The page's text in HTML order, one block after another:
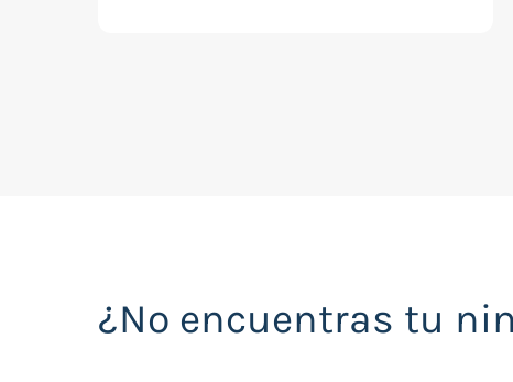
¿No encuentras tu